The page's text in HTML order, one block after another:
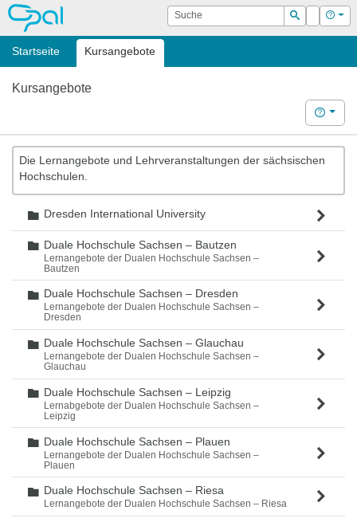
OPAL Suche
Suchen
Login Hilfe
Startseite Kursangebote
Kursangebote
Hilfe
Die Lernangebote und Lehrveranstaltungen der sächsischen
Hochschulen.
Ordner
Dresden International University
Ordner
Duale Hochschule Sachsen – Bautzen
Lernangebote der Dualen Hochschule Sachsen –
Bautzen
Ordner
Duale Hochschule Sachsen – Dresden
Lernangebote der Dualen Hochschule Sachsen –
Dresden
Ordner
Duale Hochschule Sachsen – Glauchau
Lernangebote der Dualen Hochschule Sachsen –
Glauchau
Ordner
Duale Hochschule Sachsen – Leipzig
Lernabgebote der Dualen Hochschule Sachsen –
Leipzig
Ordner
Duale Hochschule Sachsen – Plauen
Lernangebote der Dualen Hochschule Sachsen –
Plauen
Ordner
Duale Hochschule Sachsen – Riesa
Lernangebote der Dualen Hochschule Sachsen – Riesa